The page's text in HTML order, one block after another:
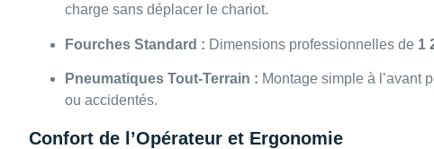
charge sans déplacer le chariot.
Fourches Standard : Dimensions professionnelles de 1
Pneumatiques Tout-Terrain : Montage simple à l’avant
ou accidentés.
Confort de l’Opérateur et Ergonomie